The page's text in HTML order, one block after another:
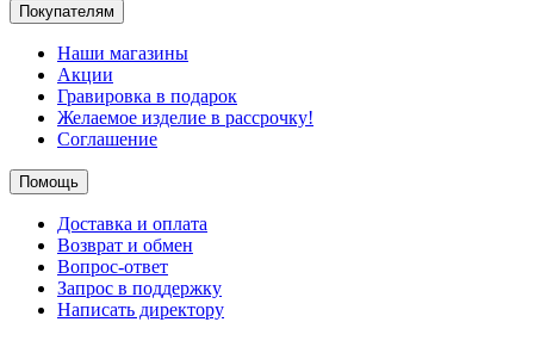
Покупателям
Наши магазины
Акции
Гравировка в подарок
Желаемое изделие в рассрочку!
Соглашение
Помощь
Доставка и оплата
Возврат и обмен
Вопрос-ответ
Запрос в поддержку
Написать директору